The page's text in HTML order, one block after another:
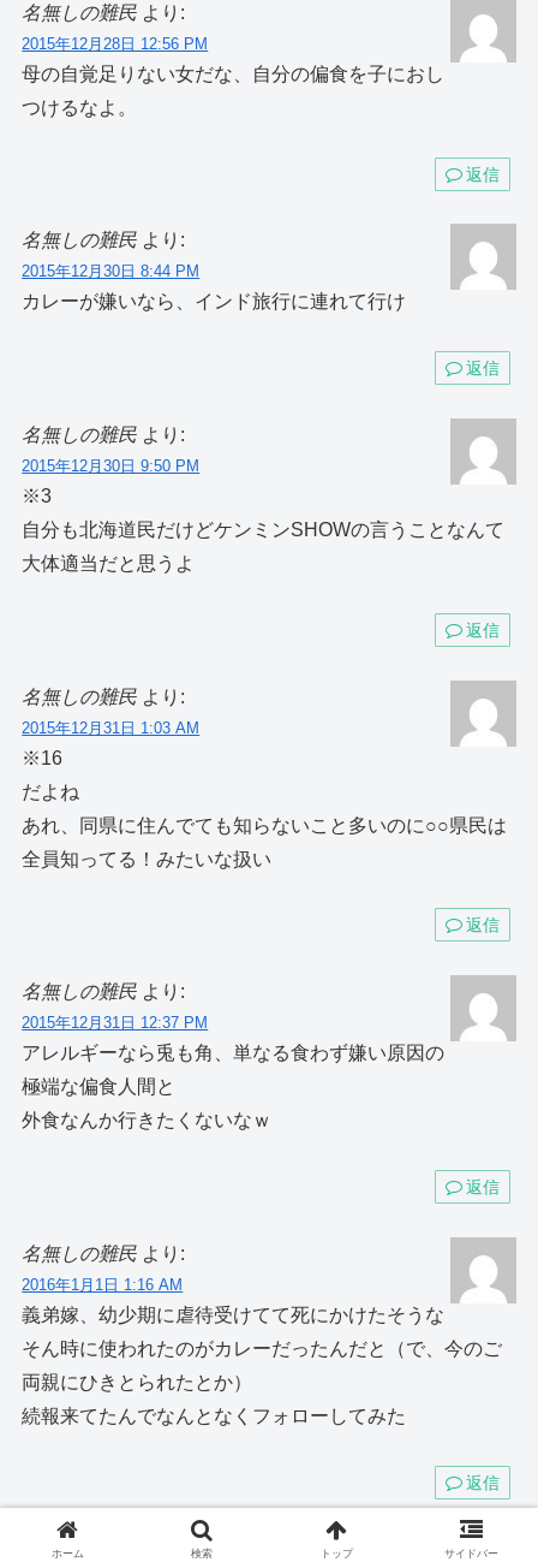
名無しの難民 より:
2015年12月28日 12:56 PM
母の自覚足りない女だな、自分の偏食を子におし
つけるなよ。
返信
名無しの難民 より:
2015年12月30日 8:44 PM
カレーが嫌いなら、インド旅行に連れて行け
返信
名無しの難民 より:
2015年12月30日 9:50 PM
※3
自分も北海道民だけどケンミンSHOWの言うことなんて
大体適当だと思うよ
返信
名無しの難民 より:
2015年12月31日 1:03 AM
※16
だよね
あれ、同県に住んでても知らないこと多いのに○○県民は
全員知ってる！みたいな扱い
返信
名無しの難民 より:
2015年12月31日 12:37 PM
アレルギーなら兎も角、単なる食わず嫌い原因の
極端な偏食人間と
外食なんか行きたくないなｗ
返信
名無しの難民 より:
2016年1月1日 1:16 AM
義弟嫁、幼少期に虐待受けてて死にかけたそうな
そん時に使われたのがカレーだったんだと（で、今のご
両親にひきとられたとか）
続報来てたんでなんとなくフォローしてみた
返信
名無しの難民
ホーム 検索 トップ サイドバー